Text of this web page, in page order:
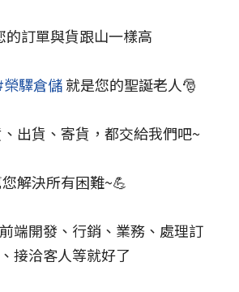
的訂單與貨跟山一樣高
榮驛倉儲 就是您的聖誕老人🎅
出貨、寄貨，都交給我們吧~
解決所有困難~💪
端開發、行銷、業務、處理訂
接洽客人等就好了